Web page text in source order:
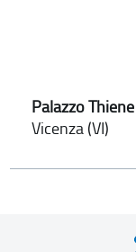
Palazzo Thiene
Vicenza (VI)